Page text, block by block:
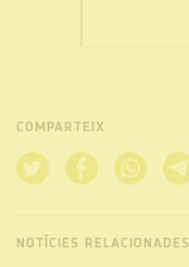
COMPARTEIX
NOTÍCIES RELACIONADES